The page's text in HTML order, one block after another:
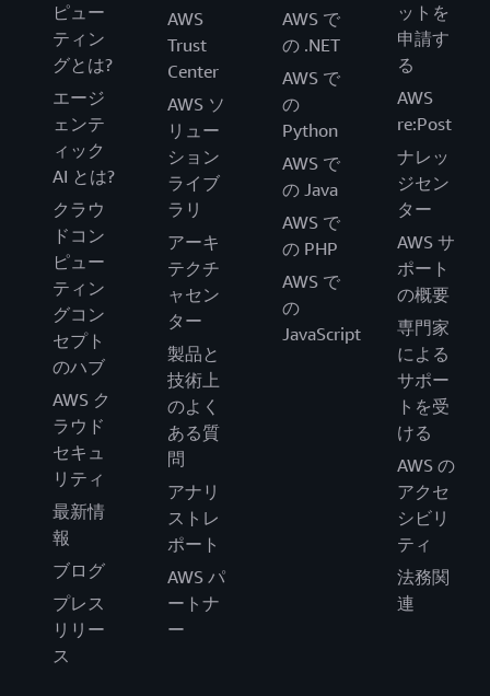
ピュー
ティン
グとは?
エージ
ェンテ
ィック
AI とは?
クラウ
ドコン
ピュー
ティン
グコン
セプト
のハブ
AWS ク
ラウド
セキュ
リティ
最新情
報
ブログ
プレス
リリー
ス
AWS
Trust
Center
AWS ソ
リュー
ション
ライブ
ラリ
アーキ
テクチ
ャセン
ター
製品と
技術上
のよく
ある質
問
アナリ
ストレ
ポート
AWS パ
ートナ
ー
AWS で
の .NET
AWS で
の
Python
AWS で
の Java
AWS で
の PHP
AWS で
の
JavaScript
ットを
申請す
る
AWS
re:Post
ナレッ
ジセン
ター
AWS サ
ポート
の概要
専門家
による
サポー
トを受
ける
AWS の
アクセ
シビリ
ティ
法務関
連